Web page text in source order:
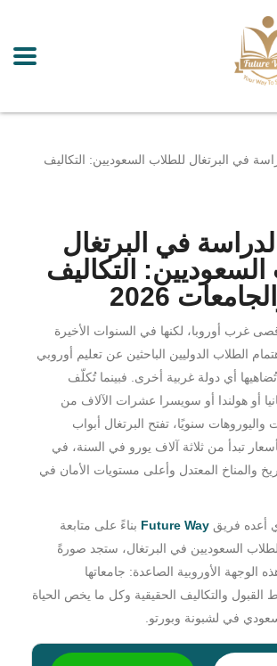
في البرتغال للطلاب السعوديين: التكاليف
في البرتغال
التكاليف
2026
غرب أوروبا، لكنها في السنوات الأخيرة
الطلاب الدوليين الباحثين عن تعليم أوروبي
أي دولة غربية أخرى. فبينما تُكلّف
أو هولندا أو سويسرا عشرات الآلاف من
واليوروهات سنويًا، تفتح البرتغال أبواب
تبدأ من ثلاثة آلاف يورو في السنة، في
والمناخ المعتدل وأعلى مستويات الأمان في
أعده فريق Future Way بناءً على متابعة
السعوديين في البرتغال، ستجد صورةً
الوجهة الأوروبية الصاعدة: جامعاتها
والتكاليف الحقيقية وكل ما يخص الحياة
في لشبونة وبورتو.